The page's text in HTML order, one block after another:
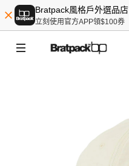
Bratpack風格戶外選品店
立刻使用官方APP領$100券